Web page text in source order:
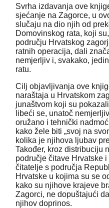
Svrha izdavanja ove
sjećanje na Zagorce, u
slučaju na dio njih od
Domovinskog rata, koji
području Hrvatskog
ratnih operacija, dali
nemjerljiv i, svakako,
ratu.
Cilj objavljivanja ove
naraštaja u Hrvatskom
junaštvom koji su
libeći se, unatoč
oružano i tehnički
kako žele biti „svoj na
kolika je njihova ljubav
Također, kroz distribuciju
područje čitave Hrvatske
čitatelje s područja
Hrvatske u kojima su se
kako su njihove krajeve
Zagorci, ne dopuštajući
njihov doprinos.